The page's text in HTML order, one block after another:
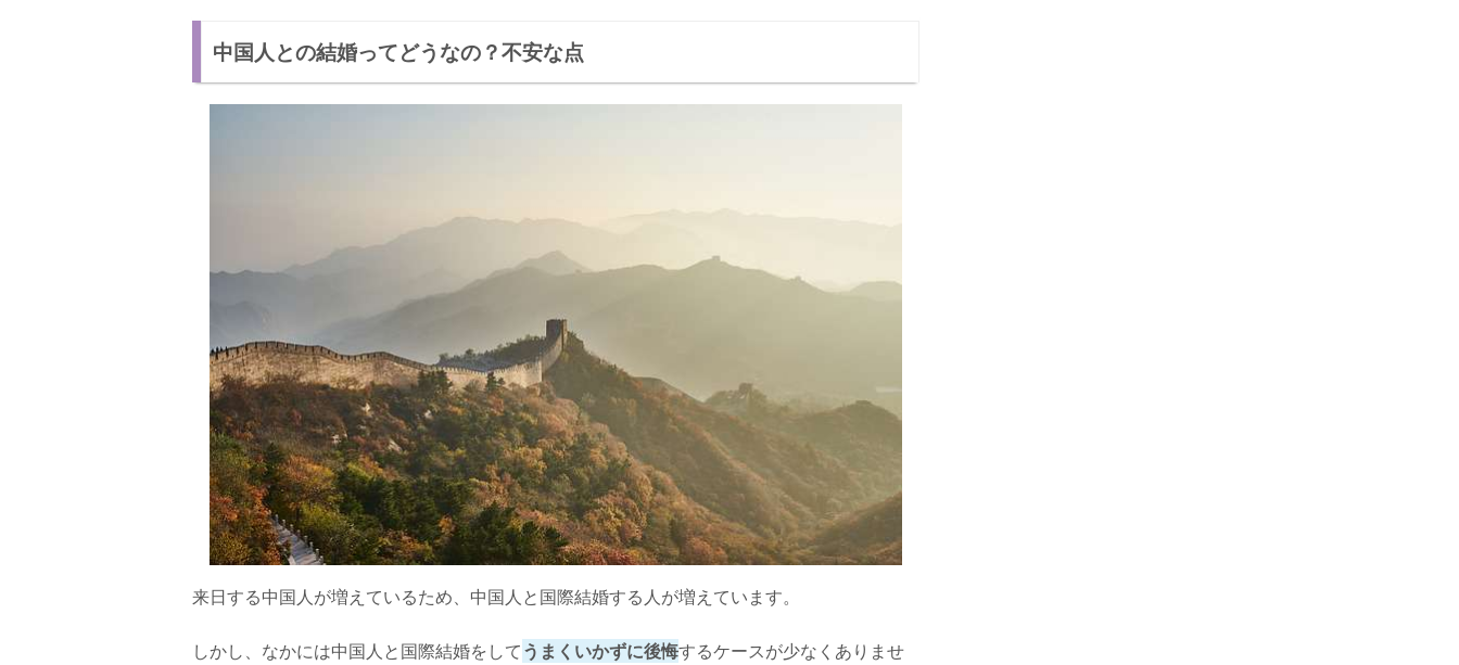
中国人と結婚して後悔した人の体験談
後悔しないように結婚前に見極めよう！
中国人との結婚ってどうなの？不安な点
来日する中国人が増えているため、中国人と国際結婚する人が増えています。
しかし、なかには中国人と国際結婚をしてうまくいかずに後悔するケースが少なくありませ